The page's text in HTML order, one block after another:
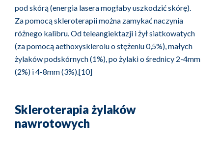
pod skórą (energia lasera mogłaby uszkodzić skórę).
Za pomocą skleroterapii można zamykać naczynia
różnego kalibru. Od teleangiektazji i żył siatkowatych
(za pomocą aethoxysklerolu o stężeniu 0,5%), małych
żylaków podskórnych (1%), po żylaki o średnicy 2-4mm
(2%) i 4-8mm (3%).[10]
Skleroterapia żylaków
nawrotowych